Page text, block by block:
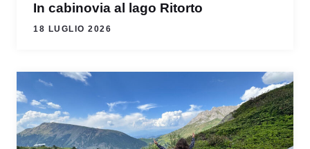
In cabinovia al lago Ritorto
18 LUGLIO 2026